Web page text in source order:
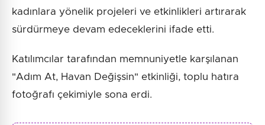
kadınlara yönelik projeleri ve etkinlikleri artırarak
sürdürmeye devam edeceklerini ifade etti.
Katılımcılar tarafından memnuniyetle karşılanan
"Adım At, Havan Değişsin" etkinliği, toplu hatıra
fotoğrafı çekimiyle sona erdi.